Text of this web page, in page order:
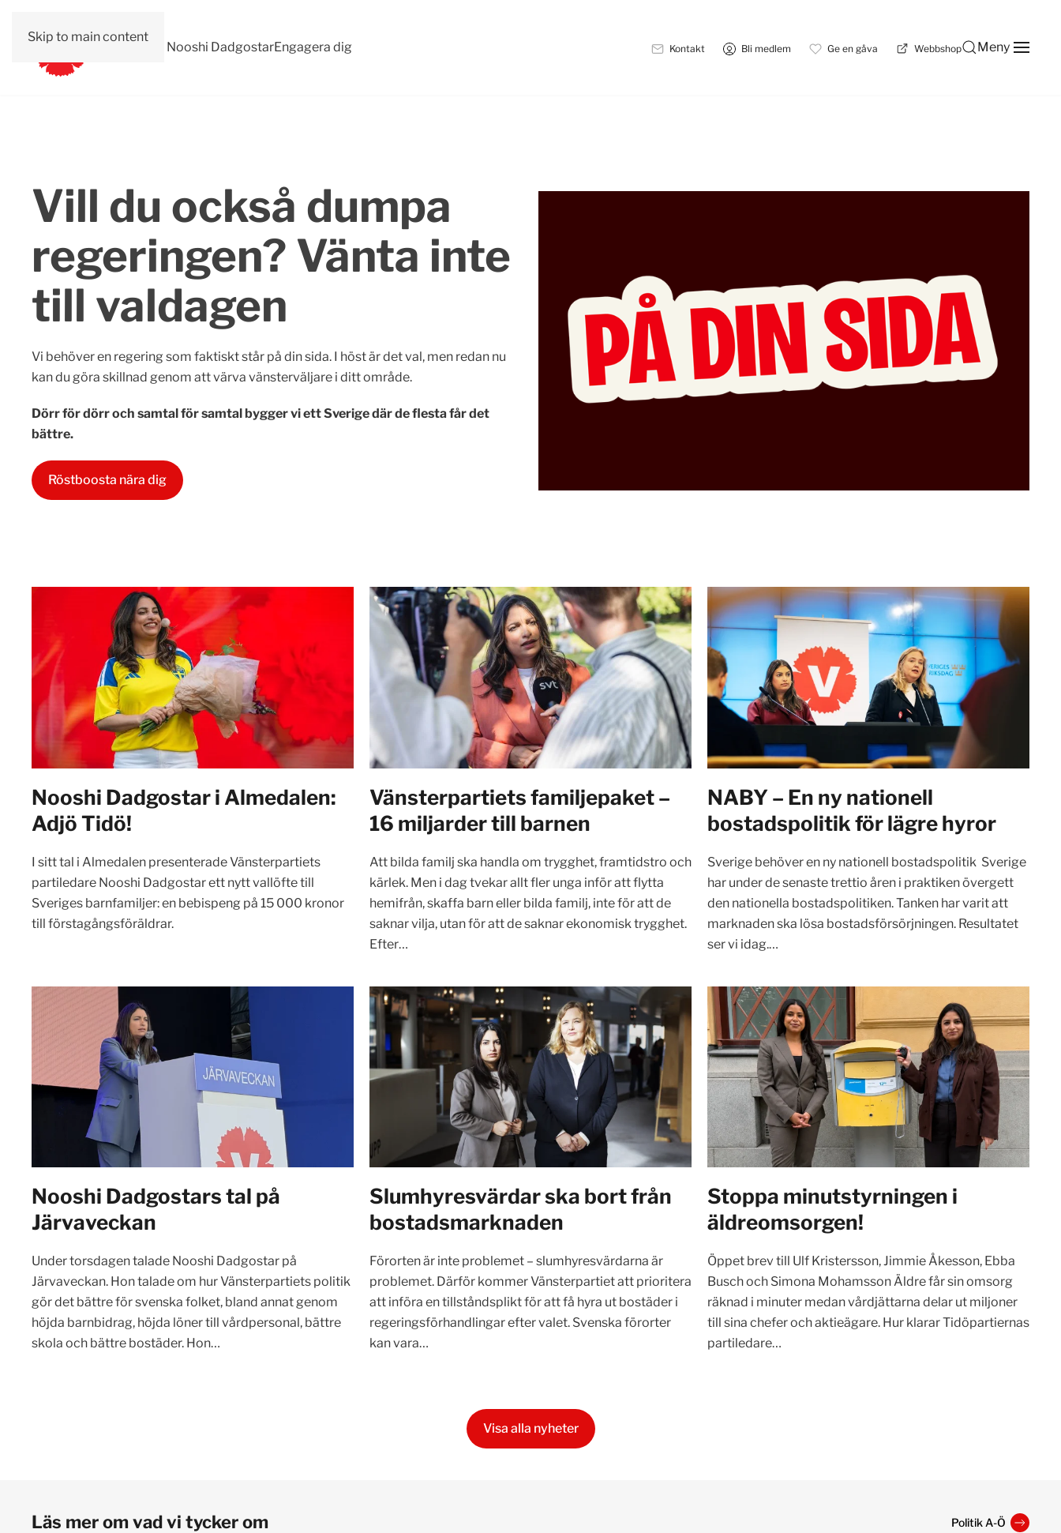
Skip to main content
Om Nooshi DadgostarEngagera dig Kontakt Bli medlem Ge en gåva Webbshop Meny
Vill du också dumpa
regeringen? Vänta inte
till valdagen
Vi behöver en regering som faktiskt står på din sida. I höst är det val, men redan nu
kan du göra skillnad genom att värva vänsterväljare i ditt område.
Dörr för dörr och samtal för samtal bygger vi ett Sverige där de flesta får det
bättre.
Röstboosta nära dig
Nooshi Dadgostar i Almedalen:
Adjö Tidö!
I sitt tal i Almedalen presenterade Vänsterpartiets
partiledare Nooshi Dadgostar ett nytt vallöfte till
Sveriges barnfamiljer: en bebispeng på 15 000 kronor
till förstagångsföräldrar.
Vänsterpartiets familjepaket –
16 miljarder till barnen
Att bilda familj ska handla om trygghet, framtidstro och
kärlek. Men i dag tvekar allt fler unga inför att flytta
hemifrån, skaffa barn eller bilda familj, inte för att de
saknar vilja, utan för att de saknar ekonomisk trygghet.
Efter…
NABY – En ny nationell
bostadspolitik för lägre hyror
Sverige behöver en ny nationell bostadspolitik Sverige
har under de senaste trettio åren i praktiken övergett
den nationella bostadspolitiken. Tanken har varit att
marknaden ska lösa bostadsförsörjningen. Resultatet
ser vi idag.…
Nooshi Dadgostars tal på
Järvaveckan
Under torsdagen talade Nooshi Dadgostar på
Järvaveckan. Hon talade om hur Vänsterpartiets politik
gör det bättre för svenska folket, bland annat genom
höjda barnbidrag, höjda löner till vårdpersonal, bättre
skola och bättre bostäder. Hon…
Slumhyresvärdar ska bort från
bostadsmarknaden
Förorten är inte problemet – slumhyresvärdarna är
problemet. Därför kommer Vänsterpartiet att prioritera
att införa en tillståndsplikt för att få hyra ut bostäder i
regeringsförhandlingar efter valet. Svenska förorter
kan vara…
Stoppa minutstyrningen i
äldreomsorgen!
Öppet brev till Ulf Kristersson, Jimmie Åkesson, Ebba
Busch och Simona Mohamsson Äldre får sin omsorg
räknad i minuter medan vårdjättarna delar ut miljoner
till sina chefer och aktieägare. Hur klarar Tidöpartiernas
partiledare…
Visa alla nyheter
Läs mer om vad vi tycker om Politik A-Ö